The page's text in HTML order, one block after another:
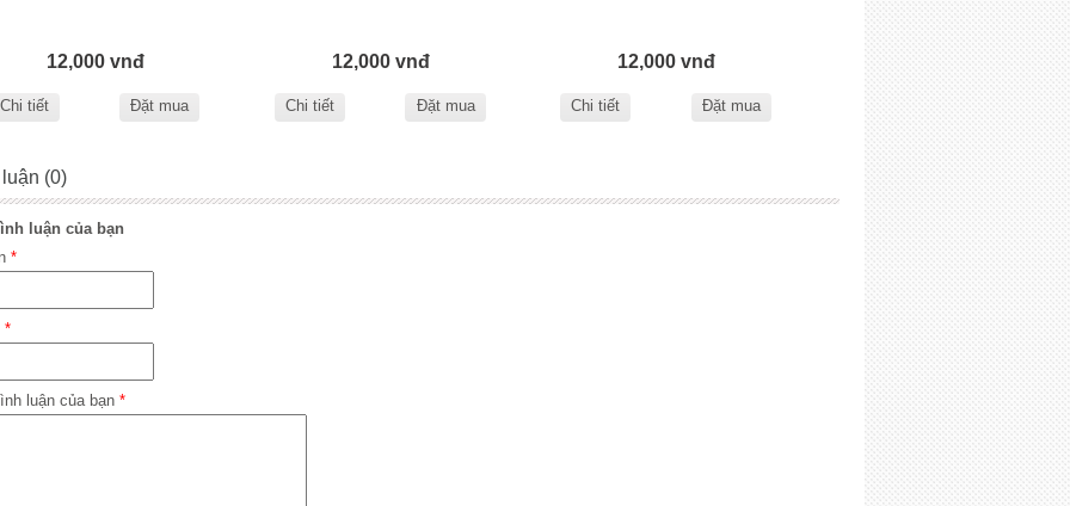
12,000 vnđ
Chi tiết Đặt mua
12,000 vnđ
Chi tiết Đặt mua
12,000 vnđ
Chi tiết Đặt mua
(0)
luận của bạn
*
*
luận của bạn*